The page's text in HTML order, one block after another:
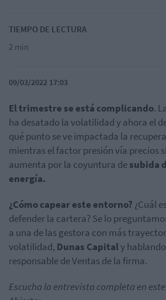
TIEMPO DE LECTURA
2 min
09/03/2022 17:03
El trimestre se está complicando.
ha desatado la volatilidad y ahora el
qué punto se ve impactada la
mientras el factor presión vía precios
aumenta por la coyuntura desubida
energía.
¿Cómo capear este entorno? ¿Cuál
defender la cartera? Se lo
a una de las gestora con más
volatilidad, Dunas Capitaly
responsable de Ventas de la firma.
Escucha la entrevista completa en